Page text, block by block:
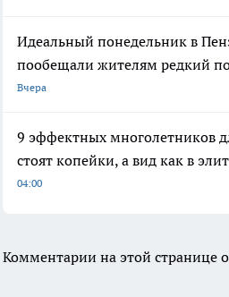
Идеальный понедельник в
пообещали жителям редкий
Вчера
9 эффектных многолетников
стоят копейки, а вид как в
04:00
Комментарии на этой странице